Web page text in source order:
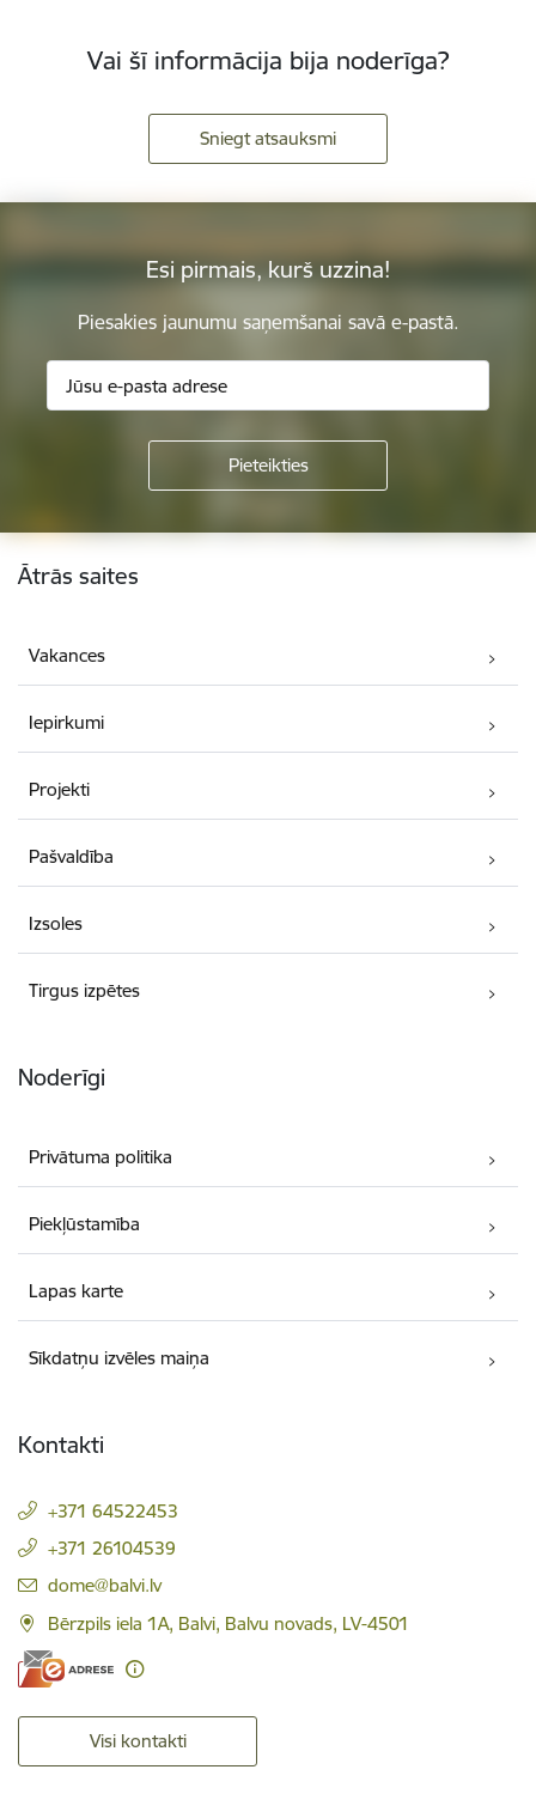
Vai šī informācija bija noderīga?
Sniegt atsauksmi
Esi pirmais, kurš uzzina!
Piesakies jaunumu saņemšanai savā e-pastā.
Kājene
Ātrās saites
Vakances
Iepirkumi
Projekti
Pašvaldība
Izsoles
Tirgus izpētes
Noderīgi
Privātuma politika
Piekļūstamība
Lapas karte
Sīkdatņu izvēles maiņa
Kontakti
+371 64522453
+371 26104539
E-pasts:
dome@balvi.lv
Bērzpils iela 1A, Balvi, Balvu novads, LV-4501
Visi kontakti